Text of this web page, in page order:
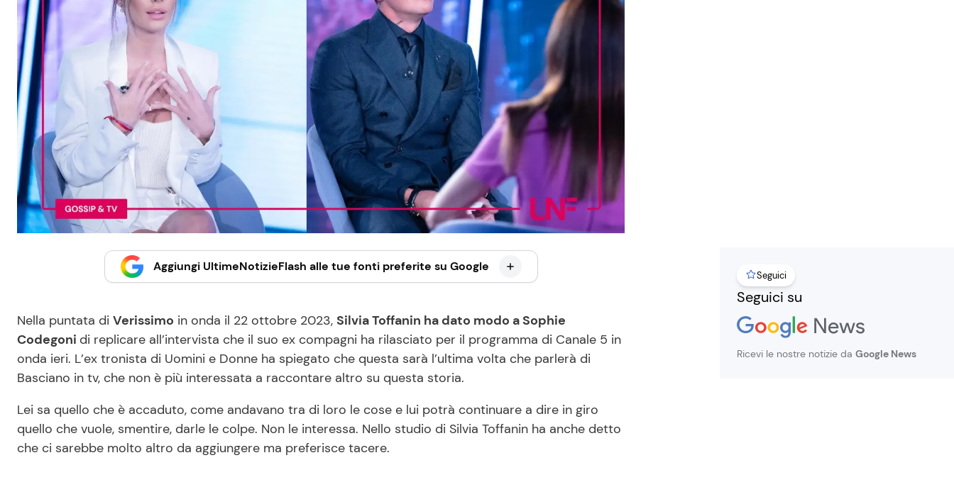
Aggiungi UltimeNotizieFlash alle tue fonti preferite su Google
Nella puntata di Verissimo in onda il 22 ottobre 2023, Silvia Toffanin ha dato modo a Sophie
Codegoni di replicare all’intervista che il suo ex compagni ha rilasciato per il programma di Canale 5 in
onda ieri. L’ex tronista di Uomini e Donne ha spiegato che questa sarà l’ultima volta che parlerà di
Basciano in tv, che non è più interessata a raccontare altro su questa storia.
Lei sa quello che è accaduto, come andavano tra di loro le cose e lui potrà continuare a dire in giro
quello che vuole, smentire, darle le colpe. Non le interessa. Nello studio di Silvia Toffanin ha anche detto
che ci sarebbe molto altro da aggiungere ma preferisce tacere.
Seguici
Seguici su
Ricevi le nostre notizie da Google News